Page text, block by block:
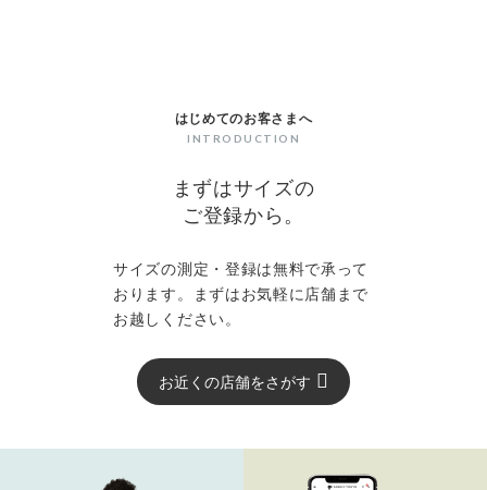
はじめてのお客さまへ
INTRODUCTION
まずはサイズの
ご登録から。
サイズの測定・登録は無料で承って
おります。まずはお気軽に店舗まで
お越しください。
お近くの店舗をさがす